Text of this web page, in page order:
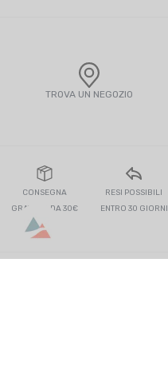
TROVA UN NEGOZIO
CONSEGNA
GRATUITA DA 30€
RESI POSSIBILI
ENTRO 30 GIORNI